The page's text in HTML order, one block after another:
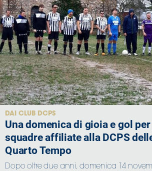
DAI CLUB DCPS
Una domenica di gioia e gol
squadre affiliate alla DCPS
Quarto Tempo
Dopo oltre due anni, domenica 14